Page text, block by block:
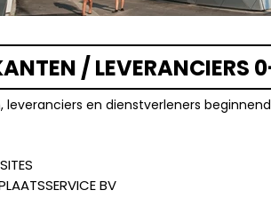
/ LEVERANCIERS
leveranciers en dienstverleners
BV